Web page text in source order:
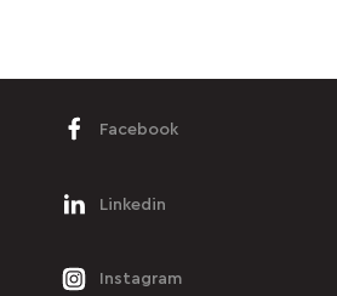
Facebook
Linkedin
Instagram